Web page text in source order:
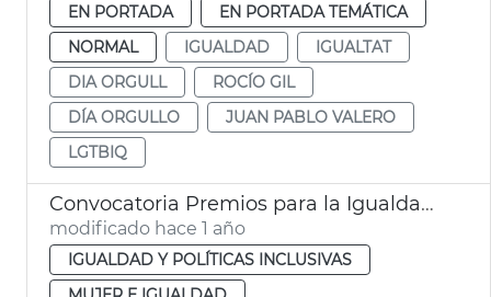
EN PORTADA
EN PORTADA TEMÁTICA
NORMAL
IGUALDAD
IGUALTAT
DIA ORGULL
ROCÍO GIL
DÍA ORGULLO
JUAN PABLO VALERO
LGTBIQ
Convocatoria Premios para la Igualdad Ayuntamiento València 2025
modificado hace 1 año
IGUALDAD Y POLÍTICAS INCLUSIVAS